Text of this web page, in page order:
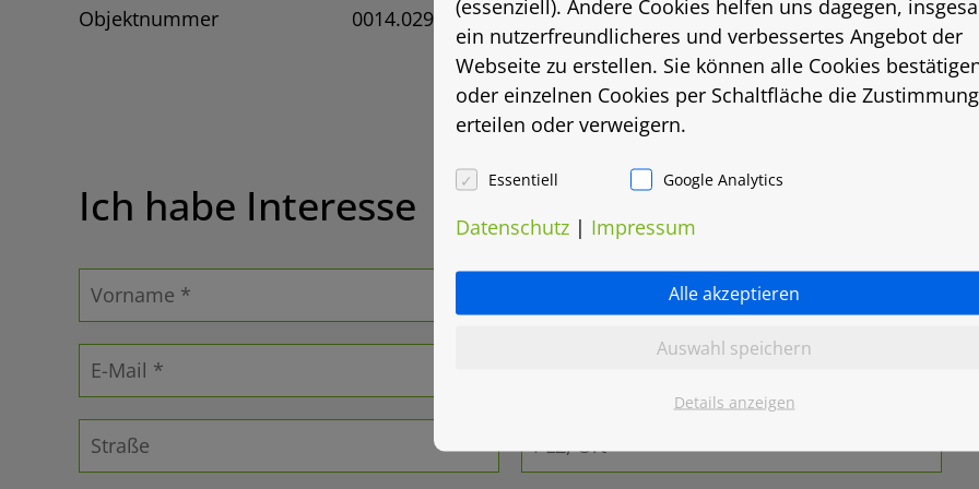
Objektnummer 0014.0291
Ich habe Interesse
(essenziell). Andere Cookies helfen uns dagegen,
ein nutzerfreundlicheres und verbessertes Angebot der
Webseite zu erstellen. Sie können alle Cookies
oder einzelnen Cookies per Schaltfläche die Zustimmung
erteilen oder verweigern.
Essentiell Google Analytics
Datenschutz | Impressum
Alle akzeptieren
Auswahl speichern
Details anzeigen